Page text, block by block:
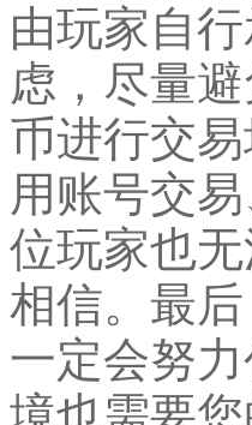
由玩家自
虑，尽量
币进行交
用账号交
位玩家也
相信。最
一定会努